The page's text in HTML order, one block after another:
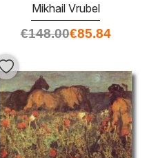
Mikhail Vrubel
€148.00€85.84